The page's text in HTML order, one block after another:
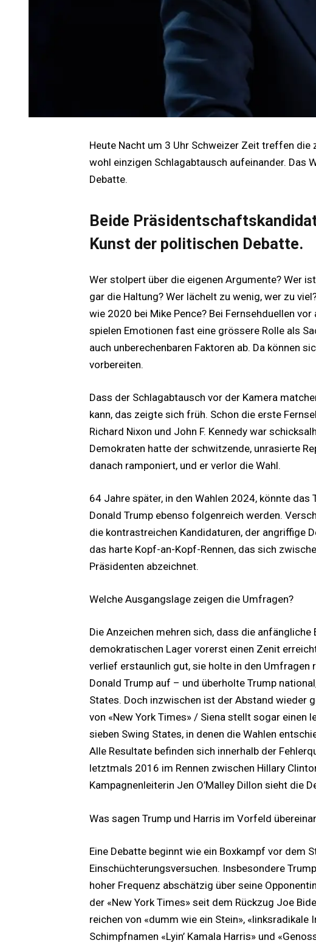
Heute Nacht um 3 Uhr Schweizer Zeit treffen
wohl einzigen Schlagabtausch aufeinander. Das
Debatte.
Beide
Kunst der politischen Debatte.
Wer stolpert über die eigenen Argumente? Wer
gar die Haltung? Wer lächelt zu wenig, wer zu
wie 2020 bei Mike Pence? Bei Fernsehduellen
spielen Emotionen fast eine grössere Rolle als
auch unberechenbaren Faktoren ab. Da können
vorbereiten.
Dass der Schlagabtausch vor der Kamera
kann, das zeigte sich früh. Schon die erste
Richard Nixon und John F. Kennedy war
Demokraten hatte der schwitzende, unrasierte
danach ramponiert, und er verlor die Wahl.
64 Jahre später, in den Wahlen 2024, könnte das
Donald Trump ebenso folgenreich werden.
die kontrastreichen Kandidaturen, der angriffige
das harte Kopf-an-Kopf-Rennen, das sich
Präsidenten abzeichnet.
Welche Ausgangslage zeigen die Umfragen?
Die Anzeichen mehren sich, dass die anfängliche
demokratischen Lager vorerst einen Zenit
verlief erstaunlich gut, sie holte in den Umfragen
Donald Trump auf – und überholte Trump
States. Doch inzwischen ist der Abstand wieder
von «New York Times» / Siena stellt sogar einen
sieben Swing States, in denen die Wahlen
Alle Resultate befinden sich innerhalb der
letztmals 2016 im Rennen zwischen Hillary
Kampagnenleiterin Jen O’Malley Dillon sieht die
Was sagen Trump und Harris im Vorfeld
Eine Debatte beginnt wie ein Boxkampf vor dem
Einschüchterungsversuchen. Insbesondere
hoher Frequenz abschätzig über seine
der «New York Times» seit dem Rückzug Joe
reichen von «dumm wie ein Stein»,
Schimpfnamen «Lyin’ Kamala Harris» und